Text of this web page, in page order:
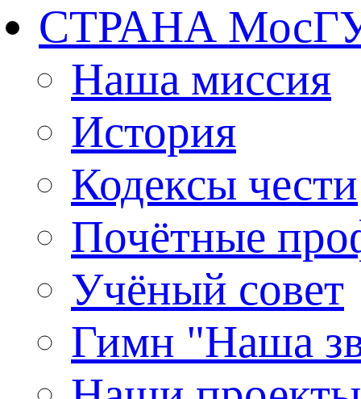
СТРАНА
Наша миссия
История
Кодексы чести
Почётные
Учёный совет
Гимн "Наша